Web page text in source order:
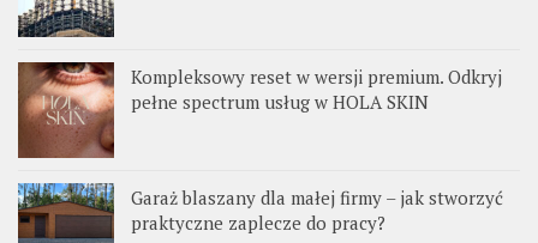
Kompleksowy reset w wersji premium. Odkryj
pełne spectrum usług w HOLA SKIN
Garaż blaszany dla małej firmy – jak stworzyć
praktyczne zaplecze do pracy?